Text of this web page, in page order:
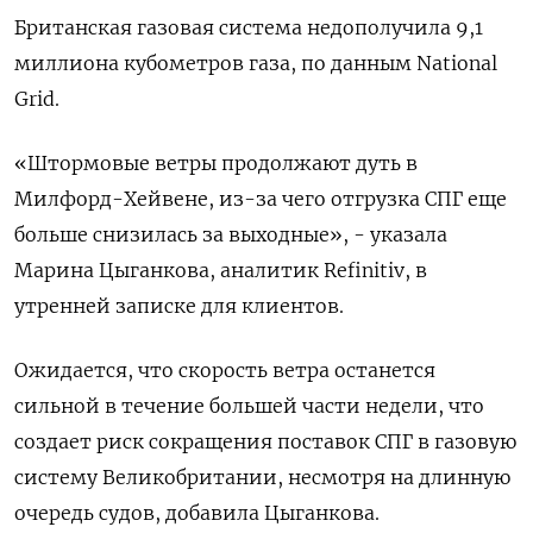
Британская газовая система недополучила 9,1
миллиона кубометров газа, по данным National
Grid.
«Штормовые ветры продолжают дуть в
Милфорд-Хейвене, из-за чего отгрузка СПГ еще
больше снизилась за выходные», - указала
Марина Цыганкова, аналитик Refinitiv, в
утренней записке для клиентов.
Ожидается, что скорость ветра останется
сильной в течение большей части недели, что
создает риск сокращения поставок СПГ в газовую
систему Великобритании, несмотря на длинную
очередь судов, добавила Цыганкова.